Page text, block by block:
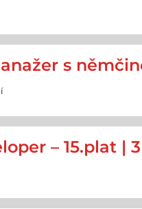
s
– 15.plat |